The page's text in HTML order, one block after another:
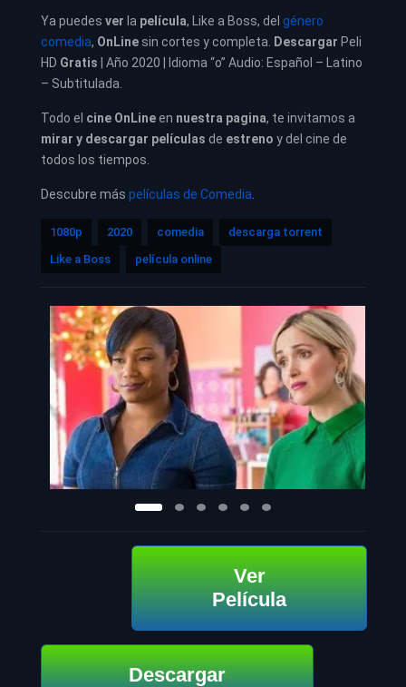
Ya puedes ver la película, Like a Boss, del género
comedia, OnLine sin cortes y completa. Descargar Peli
HD Gratis | Año 2020 | Idioma “o” Audio: Español – Latino
– Subtitulada.
Todo el cine OnLineen nuestra pagina, te invitamos a
mirar y descargar películas de estreno y del cine de
todos los tiempos.
Descubre más películas de Comedia
1080p 2020 comedia
descarga torrent
Like a Boss
película online
Ver
Película
Descargar